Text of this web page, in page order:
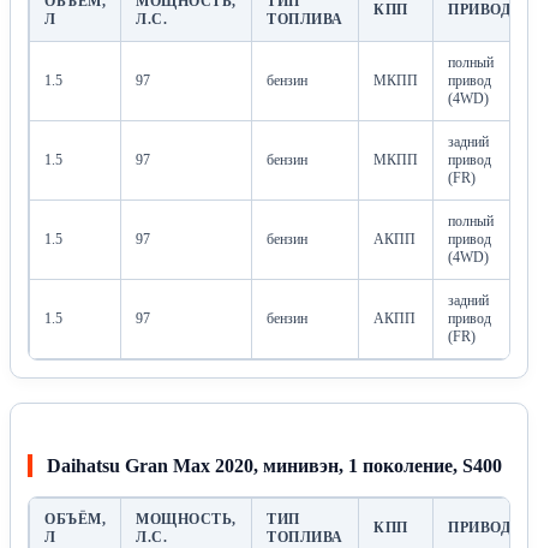
Л
Л.С.
ТОПЛИВА
КПП ПРИВОД
1.5 97 бензин МКПП
полный
привод
(4WD)
1.5 97 бензин МКПП
задний
привод
(FR)
1.5 97 бензин АКПП
полный
привод
(4WD)
1.5 97 бензин АКПП
задний
привод
(FR)
Daihatsu Gran Max 2020, минивэн, 1 поколение, S400
ОБЪЁМ,
Л
МОЩНОСТЬ,
Л.С.
ТИП
ТОПЛИВА
КПП ПРИВОД